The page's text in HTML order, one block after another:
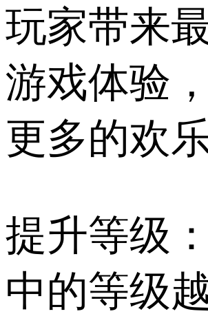
玩家带来
游戏体验
更多的欢乐
提升等级
中的等级